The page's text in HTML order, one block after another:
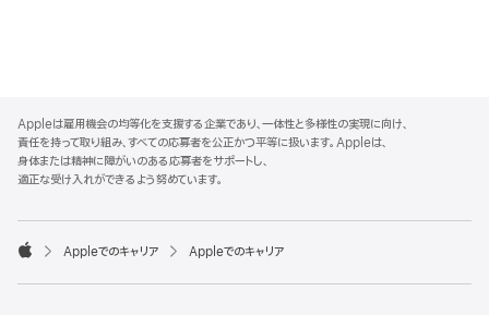
p
p
l
e
o
t
Appleは雇用機会の均等化を支援する企業であり、一体性と多様性の実現に向け、
責任を持って取り組み、すべての応募者を公正かつ平等に扱います。Appleは、
身体または精神に障がいのある応募者をサポートし、
適正な受け入れができるよう努めています。

p
Appleでのキャリア Appleでのキャリア